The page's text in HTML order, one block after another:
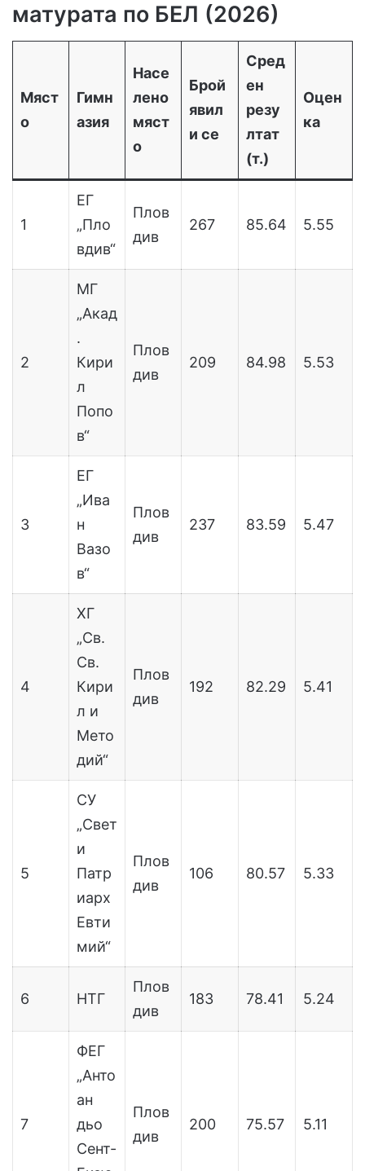
матурата по БЕЛ (2026)
Мяст
о
Гимн
азия
Насе
лено
мяст
о
Брой
явил
и се
Сред
ен
резу
лтат
(т.)
Оцен
ка
1
ЕГ
„Пло
вдив“
Плов
див
267 85.64 5.55
2
МГ
„Акад
.
Кири
л
Попо
в“
Плов
див
209 84.98 5.53
3
ЕГ
„Ива
н
Вазо
в“
Плов
див
237 83.59 5.47
4
ХГ
„Св.
Св.
Кири
л и
Мето
дий“
Плов
див
192 82.29 5.41
5
СУ
„Свет
и
Патр
иарх
Евти
мий“
Плов
див
106 80.57 5.33
6 НТГ
Плов
див
183 78.41 5.24
7
ФЕГ
„Анто
ан
дьо
Сент-
Плов
див
200 75.57 5.11